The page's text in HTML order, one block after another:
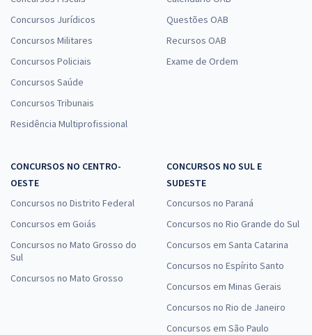
Concursos Jurídicos
Concursos Militares
Concursos Policiais
Concursos Saúde
Concursos Tribunais
Residência Multiprofissional
Questões OAB
Recursos OAB
Exame de Ordem
CONCURSOS NO CENTRO-
OESTE
Concursos no Distrito Federal
Concursos em Goiás
Concursos no Mato Grosso do
Sul
Concursos no Mato Grosso
CONCURSOS NO SUL E
SUDESTE
Concursos no Paraná
Concursos no Rio Grande do Sul
Concursos em Santa Catarina
Concursos no Espírito Santo
Concursos em Minas Gerais
Concursos no Rio de Janeiro
Concursos em São Paulo